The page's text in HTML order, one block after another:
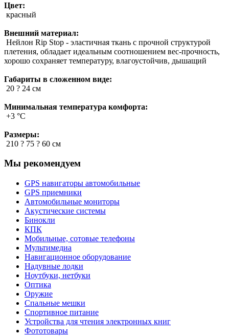
Цвет:
красный
Внешний материал:
Нейлон Rip Stop - эластичная ткань с прочной структурой
плетения, обладает идеальным соотношением вес-прочность,
хорошо сохраняет температуру, влагоустойчив, дышащий
Габариты в сложенном виде:
20 ? 24 см
Минимальная температура комфорта:
+3 °C
Размеры:
210 ? 75 ? 60 см
Мы рекомендуем
GPS навигаторы автомобильные
GPS приемники
Автомобильные мониторы
Акустические системы
Бинокли
КПК
Мобильные, сотовые телефоны
Мультимедиа
Навигационное оборудование
Надувные лодки
Ноутбуки, нетбуки
Оптика
Оружие
Спальные мешки
Спортивное питание
Устройства для чтения электронных книг
Фототовары